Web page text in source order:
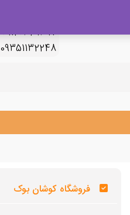
09120329397
09351132248
فروشگاه کوشان بوک